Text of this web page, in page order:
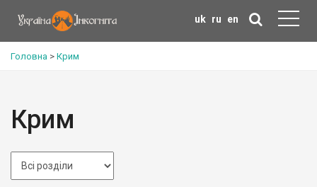
uk ru en
Головна > Крим
Крим